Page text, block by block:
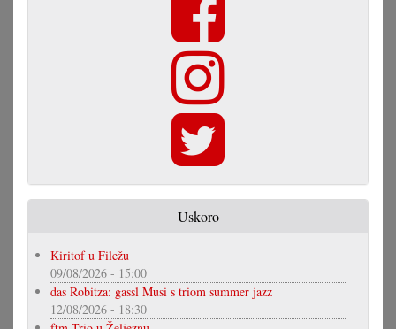
Uskoro
Kiritof u Filežu
09/08/2026 - 15:00
das Robitza: gassl Musi s triom summer jazz
12/08/2026 - 18:30